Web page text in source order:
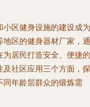
区健身设施的建设成为
区的健身器材厂家，通
居民打造安全、便捷的
社区应用三个方面，探
年龄层群众的锻炼需